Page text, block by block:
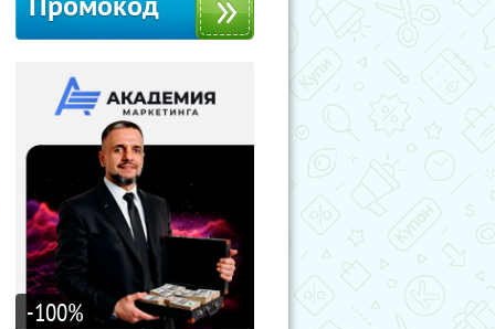
-100%